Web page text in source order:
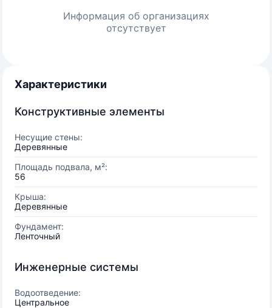
Информация об организациях
отсутствует
Характеристики
Конструктивные элементы
Несущие стены:
Деревянные
Площадь подвала, м²:
56
Крыша:
Деревянные
Фундамент:
Ленточный
Инженерные системы
Водоотведение:
Центральное